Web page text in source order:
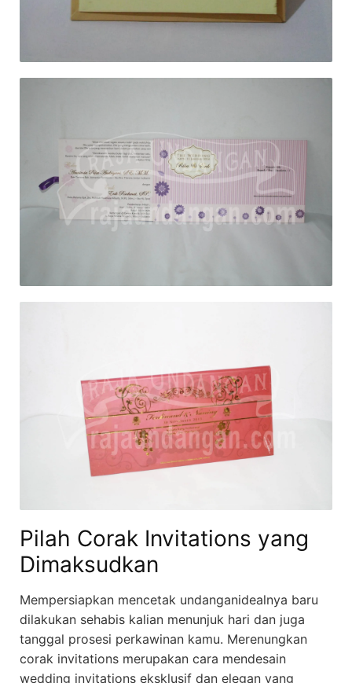
Pilah Corak Invitations yang
Dimaksudkan
Mempersiapkan mencetak undanganidealnya baru
dilakukan sehabis kalian menunjuk hari dan juga
tanggal prosesi perkawinan kamu. Merenungkan
corak invitations merupakan cara mendesain
wedding invitations eksklusif dan elegan yang